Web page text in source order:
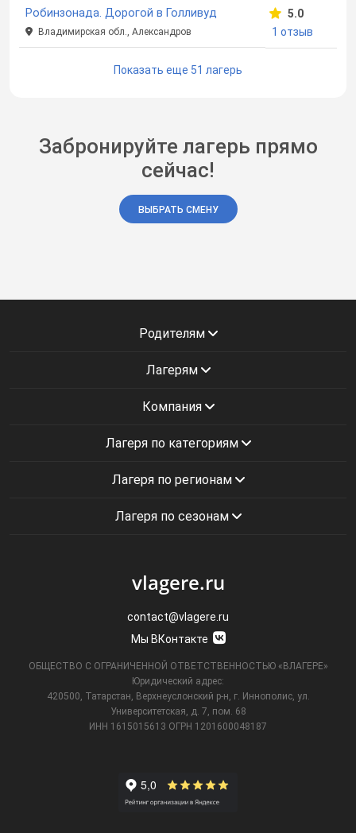
Робинзонада. Дорогой в Голливуд
Владимирская обл., Александров
5.0
1 отзыв
Показать еще 51 лагерь
Забронируйте лагерь прямо
сейчас!
ВЫБРАТЬ СМЕНУ
Родителям
Лагерям
Компания
Лагеря по категориям
Лагеря по регионам
Лагеря по сезонам
vlagere.ru
contact@vlagere.ru
Мы ВКонтакте
ОБЩЕСТВО С ОГРАНИЧЕННОЙ ОТВЕТСТВЕННОСТЬЮ «ВЛАГЕРЕ»
Юридический адрес:
420500, Татарстан, Верхнеуслонский р-н, г. Иннополис, ул.
Университетская,
д. 7, пом. 68
ИНН 1615015613 ОГРН 1201600048187